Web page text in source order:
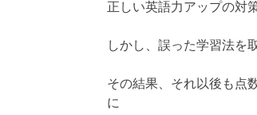
正しい英語力アップの対
しかし、誤った学習法を
その結果、それ以後も点
に